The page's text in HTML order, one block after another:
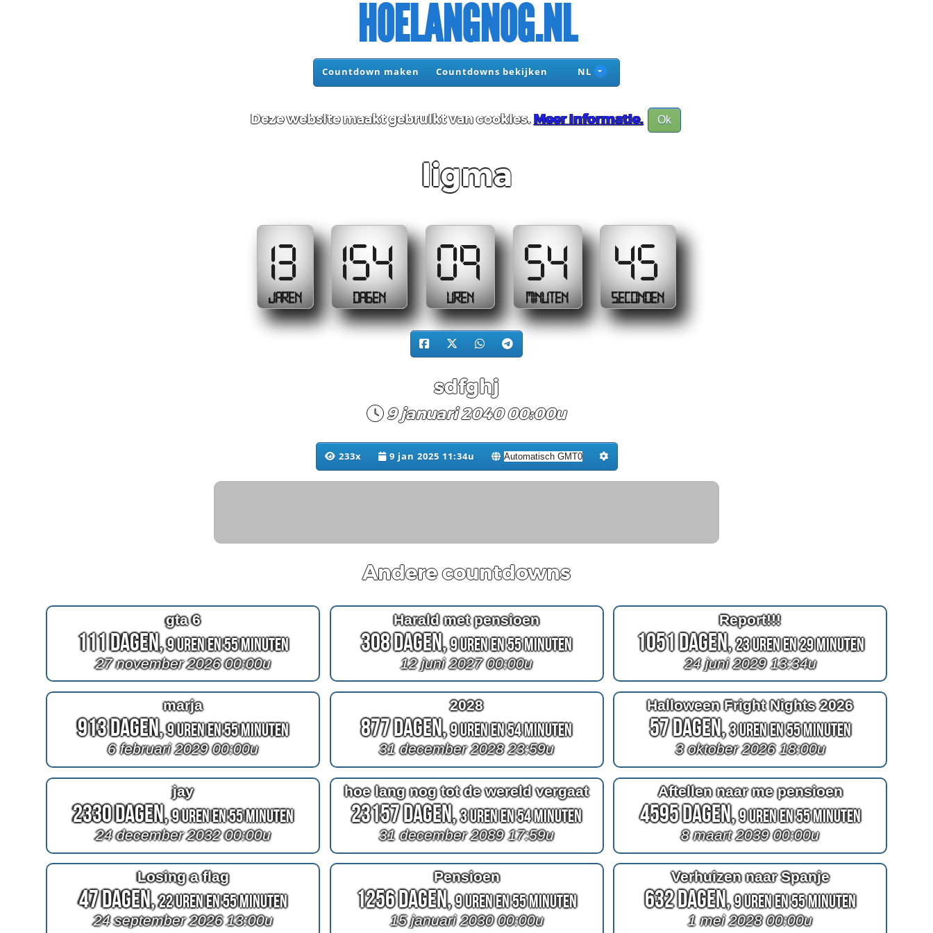
HOELANGNOG.NL
Countdown maken Countdowns bekijken NL
Deze website maakt gebruikt van cookies.Meer informatie. Ok
ligma
13
JAREN
154
DAGEN
09
UREN
54
MINUTEN
45
SECONDEN
sdfghj
9 januari 2040 00:00u
233x 9 jan 2025 11:34u
Andere countdowns
gta 6
111 Dagen,9 Uren en 55 Minuten
27 november 2026 00:00u
Harald met pensioen
308 Dagen,9 Uren en 55 Minuten
12 juni 2027 00:00u
Report!!!
1051 Dagen,23 Uren en 29 Minuten
24 juni 2029 13:34u
marja
913 Dagen,9 Uren en 55 Minuten
6 februari 2029 00:00u
2028
877 Dagen,9 Uren en 54 Minuten
31 december 2028 23:59u
Halloween Fright Nights 2026
57 Dagen,3 Uren en 55 Minuten
3 oktober 2026 18:00u
jay
2330 Dagen,9 Uren en 55 Minuten
24 december 2032 00:00u
hoe lang nog tot de wereld vergaat
23157 Dagen,3 Uren en 54 Minuten
31 december 2089 17:59u
Aftellen naar me pensioen
4595 Dagen,9 Uren en 55 Minuten
8 maart 2039 00:00u
Losing a flag
47 Dagen,22 Uren en 55 Minuten
24 september 2026 13:00u
Pensioen
1256 Dagen,9 Uren en 55 Minuten
15 januari 2030 00:00u
Verhuizen naar Spanje
632 Dagen,9 Uren en 55 Minuten
1 mei 2028 00:00u